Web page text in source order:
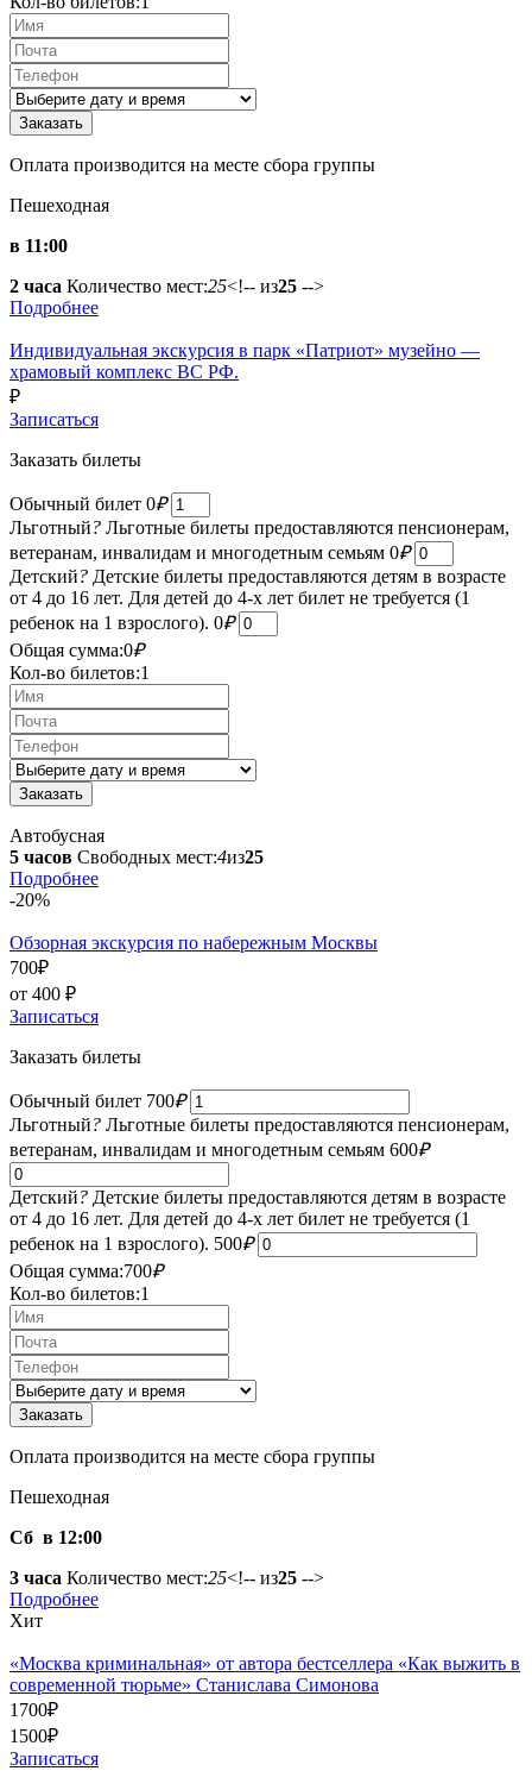
Оплата производится на месте сбора группы
Пешеходная
в 11:00
2 часа Количество мест:25<!-- из25 -->
Подробнее
Индивидуальная экскурсия в парк «Патриот» музейно —
храмовый комплекс ВС РФ.
₽
Записаться
Заказать билеты
Обычный билет 0₽
Льготный? Льготные билеты предоставляются пенсионерам,
ветеранам, инвалидам и многодетным семьям 0₽
Детский? Детские билеты предоставляются детям в возрасте
от 4 до 16 лет. Для детей до 4-х лет билет не требуется (1
ребенок на 1 взрослого). 0₽
Общая сумма:0₽
Кол-во билетов:1
Автобусная
5 часов Свободных мест:4из25
Подробнее
-20%
Обзорная экскурсия по набережным Москвы
700₽
от 400 ₽
Записаться
Заказать билеты
Обычный билет 700₽
Льготный? Льготные билеты предоставляются пенсионерам,
ветеранам, инвалидам и многодетным семьям 600₽
Детский? Детские билеты предоставляются детям в возрасте
от 4 до 16 лет. Для детей до 4-х лет билет не требуется (1
ребенок на 1 взрослого). 500₽
Общая сумма:700₽
Кол-во билетов:1
Оплата производится на месте сбора группы
Пешеходная
Сб в 12:00
3 часа Количество мест:25<!-- из25 -->
Подробнее
Хит
«Москва криминальная» от автора бестселлера «Как выжить в
современной тюрьме» Станислава Симонова
1700₽
1500₽
Записаться